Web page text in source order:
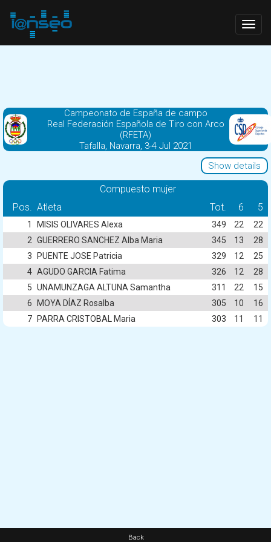
Campeonato de España de campo
Real Federación Española de Tiro con Arco
(RFETA)
Tafalla, Navarra, 3-4 Jul 2021
Show details
Compuesto mujer
Pos. Atleta Tot. 6 5
1 MISIS OLIVARES Alexa 349 22
22
2 GUERRERO SANCHEZ Alba Maria 345 13
28
3
PUENTE JOSE Patricia 329 12
25
4 AGUDO GARCIA Fatima 326 12
28
5 UNAMUNZAGA ALTUNA Samantha 311 22
15
6
MOYA DÍAZ Rosalba 305 10
16
7
PARRA CRISTOBAL Maria 303 11 11
Back